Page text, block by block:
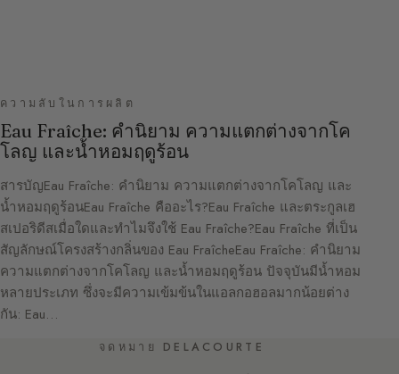
ความลับในการผลิต
Eau Fraîche: คำนิยาม ความแตกต่างจากโค
โลญ และน้ำหอมฤดูร้อน
สารบัญEau Fraîche: คำนิยาม ความแตกต่างจากโคโลญ และ
น้ำหอมฤดูร้อนEau Fraîche คืออะไร?Eau Fraîche และตระกูลเฮ
สเปอริดีสเมื่อใดและทำไมจึงใช้ Eau Fraîche?Eau Fraîche ที่เป็น
สัญลักษณ์โครงสร้างกลิ่นของ Eau FraîcheEau Fraîche: คำนิยาม
ความแตกต่างจากโคโลญ และน้ำหอมฤดูร้อน ปัจจุบันมีน้ำหอม
หลายประเภท ซึ่งจะมีความเข้มข้นในแอลกอฮอลมากน้อยต่าง
กัน: Eau…
จดหมาย DELACOURTE